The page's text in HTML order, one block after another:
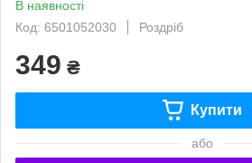
В наявності
Код: 6501052030
Роздріб
349 ₴
Купити
або